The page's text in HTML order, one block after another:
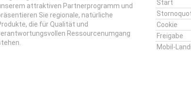
attraktiven Partnerprogramm und
Sie regionale, natürliche
die für Qualität und
Ressourcenumgang
Start
Cookie
Freigabe
Mobil-